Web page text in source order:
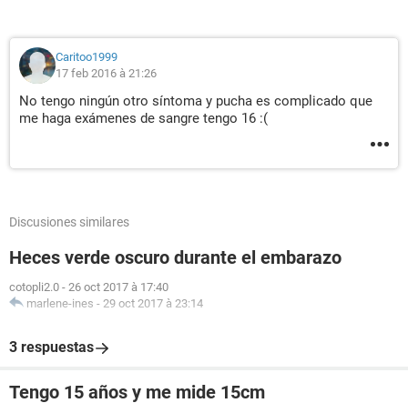
Caritoo1999
17 feb 2016 à 21:26
No tengo ningún otro síntoma y pucha es complicado que
me haga exámenes de sangre tengo 16 :(
Discusiones similares
Heces verde oscuro durante el embarazo
cotopli2.0 - 26 oct 2017 à 17:40
marlene-ines - 29 oct 2017 à 23:14
3 respuestas
Tengo 15 años y me mide 15cm